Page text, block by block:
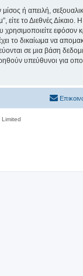
ή απειλή,
το Διεθνές Δίκαιο.
εφόσον
δικαίωμα να
σε μια βάση
υπεύθυνοι για